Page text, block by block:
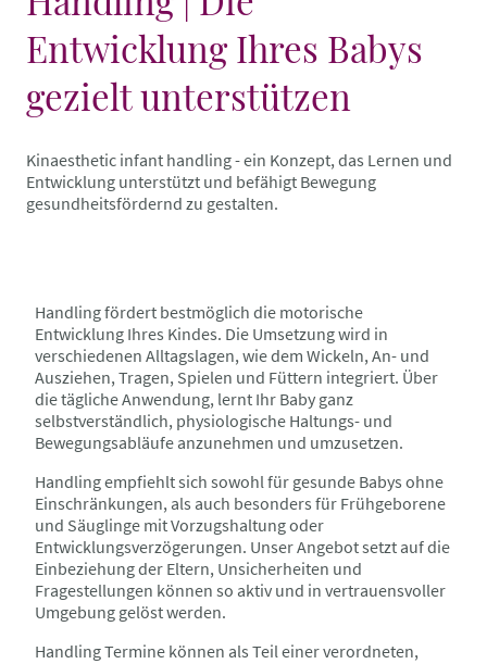
Entwicklung Ihres Babys
gezielt unterstützen
Kinaesthetic infant handling - ein Konzept, das Lernen und
Entwicklung unterstützt und befähigt Bewegung
gesundheitsfördernd zu gestalten.
Handling fördert bestmöglich die motorische
Entwicklung Ihres Kindes. Die Umsetzung wird in
verschiedenen Alltagslagen, wie dem Wickeln, An- und
Ausziehen, Tragen, Spielen und Füttern integriert. Über
die tägliche Anwendung, lernt Ihr Baby ganz
selbstverständlich, physiologische Haltungs- und
Bewegungsabläufe anzunehmen und umzusetzen.
Handling empfiehlt sich sowohl für gesunde Babys ohne
Einschränkungen, als auch besonders für Frühgeborene
und Säuglinge mit Vorzugshaltung oder
Entwicklungsverzögerungen. Unser Angebot setzt auf die
Einbeziehung der Eltern, Unsicherheiten und
Fragestellungen können so aktiv und in vertrauensvoller
Umgebung gelöst werden.
Handling Termine können als Teil einer verordneten,